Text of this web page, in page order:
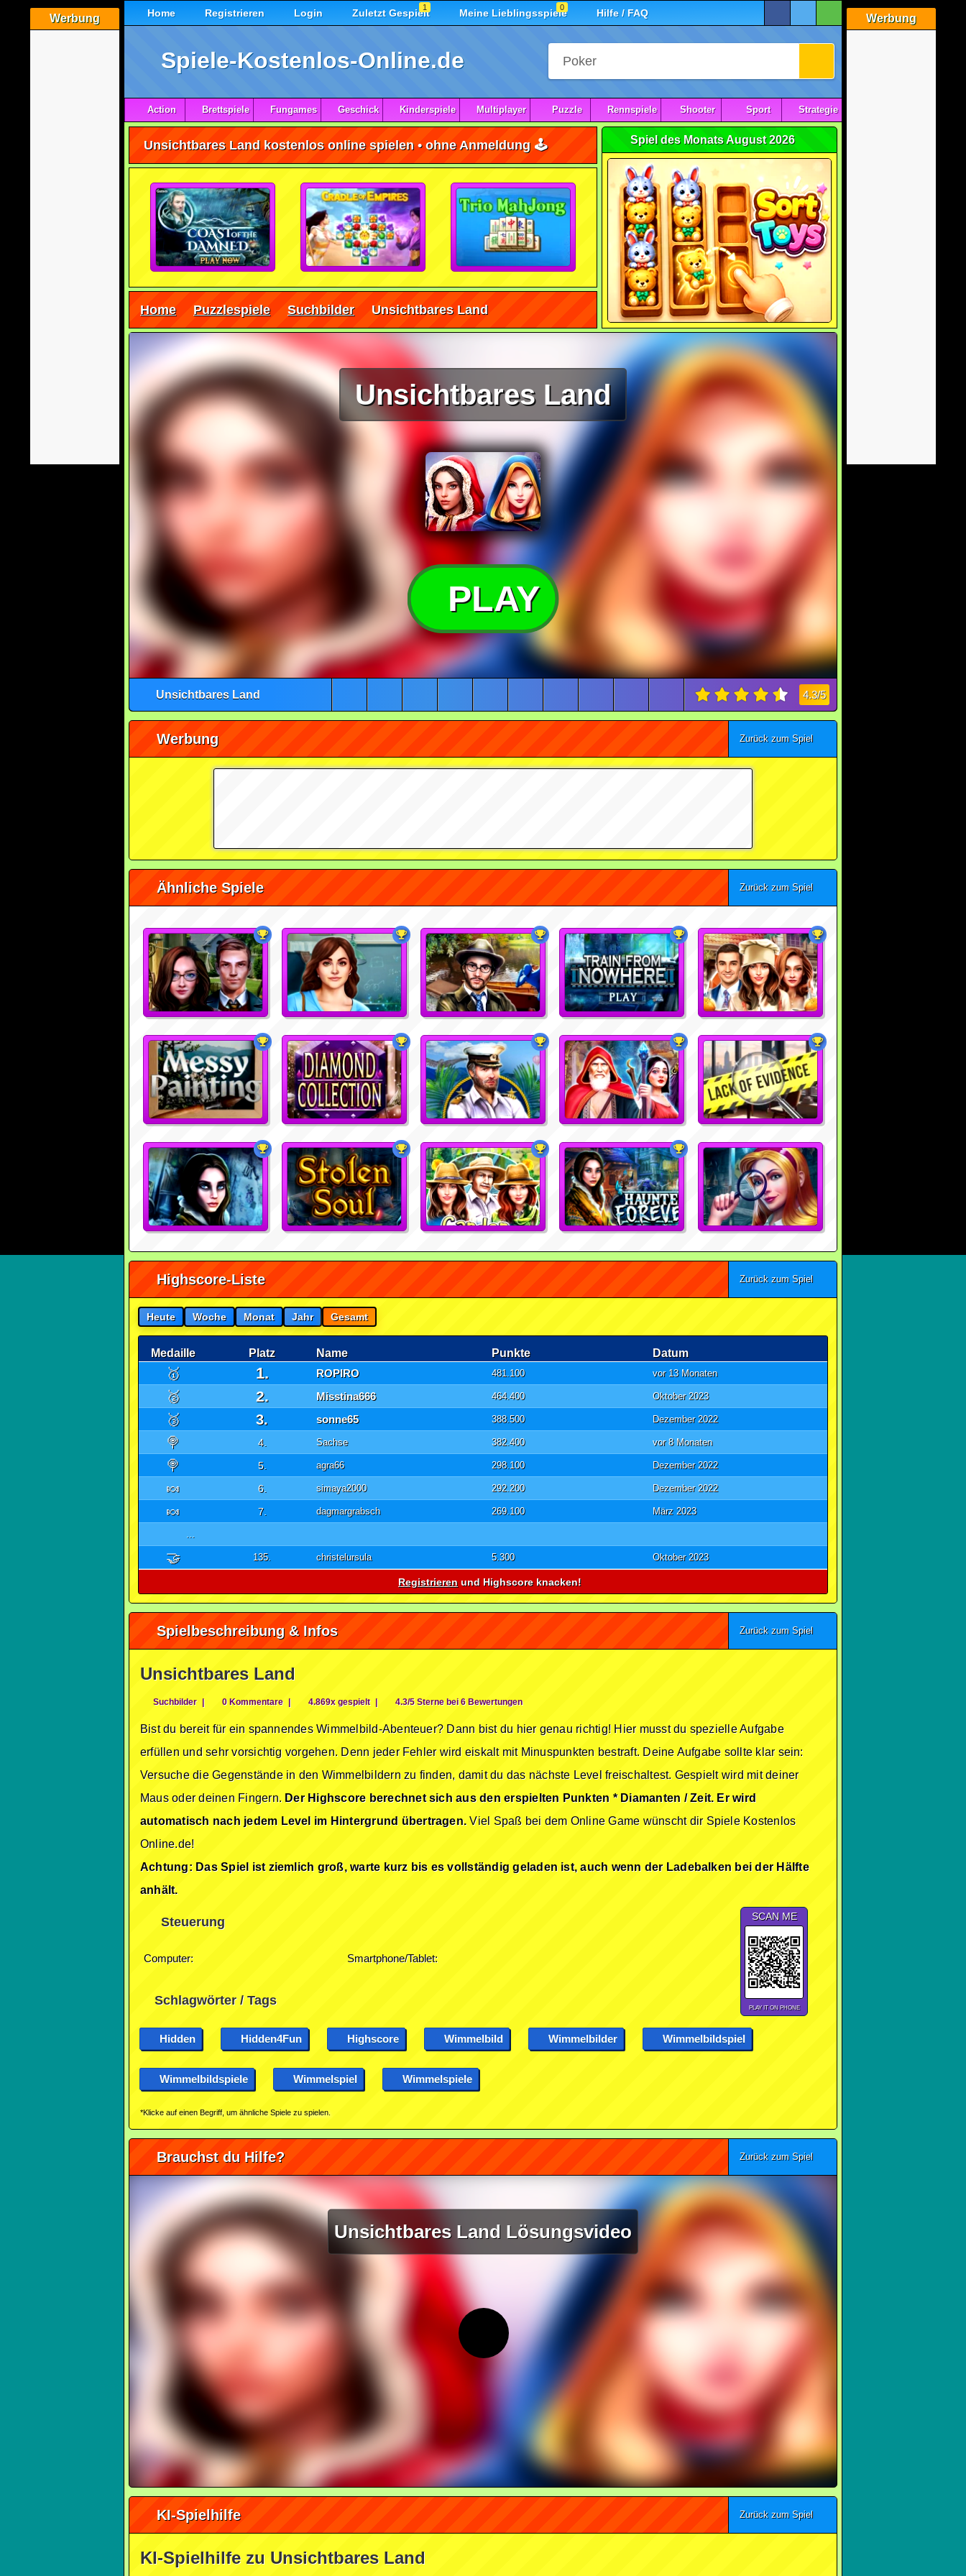
Werbung Werbung
Home Registrieren Login Zuletzt Gespielt
1 Meine Lieblingsspiele
0 Hilfe / FAQ
Spiele-Kostenlos-Online.de
Action Brettspiele Fungames Geschick Kinderspiele Multiplayer Puzzle Rennspiele Shooter Sport Strategie
Unsichtbares Land kostenlos online spielen • ohne Anmeldung 🕹️
Home Puzzlespiele Suchbilder Unsichtbares Land
Spiel des Monats August 2026
Unsichtbares Land
PLAY
Unsichtbares Land 4.3/5
Werbung Zurück zum Spiel
Ähnliche Spiele Zurück zum Spiel
Highscore-Liste Zurück zum Spiel
Heute Woche Monat Jahr Gesamt
Medaille Platz Name Punkte Datum
🥇 1. ROPIRO 481.100 vor 13 Monaten
🥈 2. Misstina666 464.400 Oktober 2023
🥉 3. sonne65 388.500 Dezember 2022
🍭 4. Sachse 382.400 vor 8 Monaten
🍭 5. agra66 298.100 Dezember 2022
🍬 6. simaya2000 292.200 Dezember 2022
🍬 7. dagmargrabsch 269.100 März 2023
...
🤝 135. christelursula 5.300 Oktober 2023
Registrieren und Highscore knacken!
Spielbeschreibung & Infos Zurück zum Spiel
Unsichtbares Land
Suchbilder | 0 Kommentare | 4.869x gespielt | 4.3/5 Sterne bei 6 Bewertungen
Bist du bereit für ein spannendes Wimmelbild-Abenteuer? Dann bist du hier genau richtig! Hier musst du spezielle Aufgabe
erfüllen und sehr vorsichtig vorgehen. Denn jeder Fehler wird eiskalt mit Minuspunkten bestraft. Deine Aufgabe sollte klar sein:
Versuche die Gegenstände in den Wimmelbildern zu finden, damit du das nächste Level freischaltest. Gespielt wird mit deiner
Maus oder deinen Fingern. Der Highscore berechnet sich aus den erspielten Punkten * Diamanten / Zeit. Er wird
automatisch nach jedem Level im Hintergrund übertragen. Viel Spaß bei dem Online Game wünscht dir Spiele Kostenlos
Online.de!
Achtung: Das Spiel ist ziemlich groß, warte kurz bis es vollständig geladen ist, auch wenn der Ladebalken bei der Hälfte
anhält.
Steuerung
Computer: Smartphone/Tablet:
SCAN ME
PLAY IT ON PHONE
Schlagwörter / Tags
Hidden Hidden4Fun Highscore Wimmelbild Wimmelbilder Wimmelbildspiel
Wimmelbildspiele Wimmelspiel Wimmelspiele
*Klicke auf einen Begriff, um ähnliche Spiele zu spielen.
Brauchst du Hilfe? Zurück zum Spiel
Unsichtbares Land Lösungsvideo
KI-Spielhilfe Zurück zum Spiel
KI-Spielhilfe zu Unsichtbares Land